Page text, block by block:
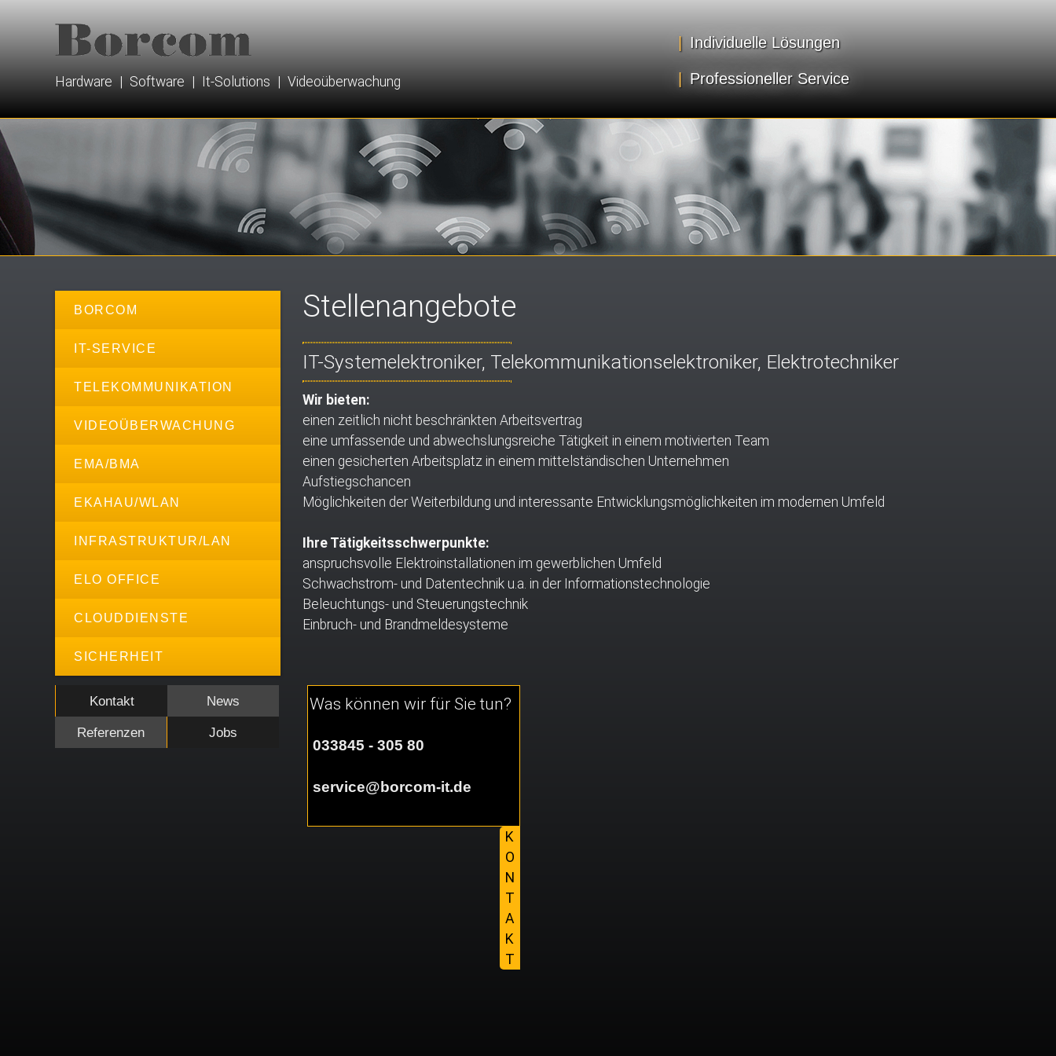
Hardware | Software | It-Solutions | Videoüberwachung
| Individuelle Lösungen
| Professioneller Service
BORCOM
IT-SERVICE
TELEKOMMUNIKATION
VIDEOÜBERWACHUNG
EMA/BMA
EKAHAU/WLAN
INFRASTRUKTUR/LAN
ELO OFFICE
CLOUDDIENSTE
SICHERHEIT
Stellenangebote
IT-Systemelektroniker, Telekommunikationselektroniker, Elektrotechniker
Wir bieten:
einen zeitlich nicht beschränkten Arbeitsvertrag
eine umfassende und abwechslungsreiche Tätigkeit in einem motivierten Team
einen gesicherten Arbeitsplatz in einem mittelständischen Unternehmen
Aufstiegschancen
Möglichkeiten der Weiterbildung und interessante Entwicklungsmöglichkeiten im modernen Umfeld
Ihre Tätigkeitsschwerpunkte:
anspruchsvolle Elektroinstallationen im gewerblichen Umfeld
Schwachstrom- und Datentechnik u.a. in der Informationstechnologie
Beleuchtungs- und Steuerungstechnik
Einbruch- und Brandmeldesysteme
Kontakt News
Referenzen Jobs
Was können wir für Sie tun?
033845 - 305 80
service@borcom-it.de
K
O
N
T
A
K
T